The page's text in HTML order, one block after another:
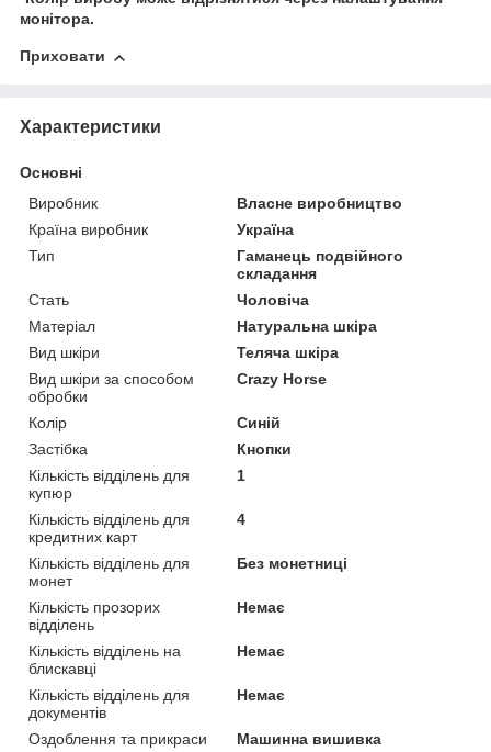
монітора.
Приховати
Характеристики
Основні
Виробник
Власне виробництво
Країна виробник
Україна
Тип
Гаманець подвійного
складання
Стать
Чоловіча
Матеріал
Натуральна шкіра
Вид шкіри
Теляча шкіра
Вид шкіри за способом
обробки
Crazy Horse
Колір
Синій
Застібка
Кнопки
Кількість відділень для
купюр
1
Кількість відділень для
кредитних карт
4
Кількість відділень для
монет
Без монетниці
Кількість прозорих
відділень
Немає
Кількість відділень на
блискавці
Немає
Кількість відділень для
документів
Немає
Оздоблення та прикраси
Машинна вишивка